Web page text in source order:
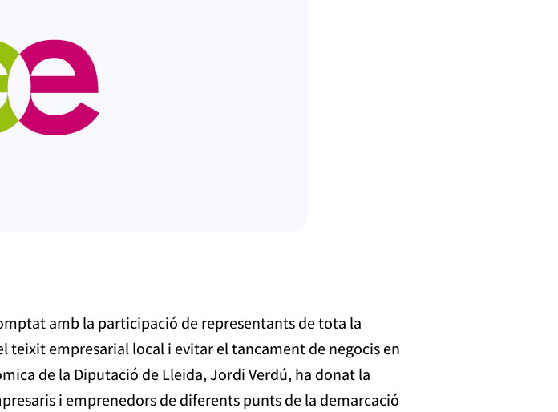
amb la participació de representants de tota la
empresarial local i evitar el tancament de negocis en
de la Diputació de Lleida, Jordi Verdú, ha donat la
i emprenedors de diferents punts de la demarcació